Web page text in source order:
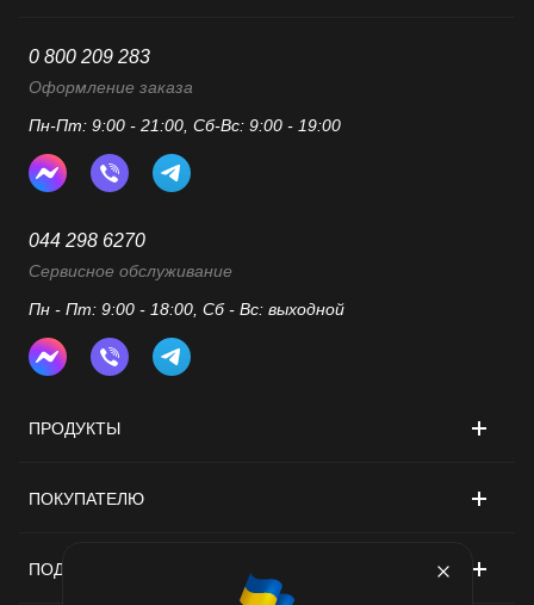
прибирання ще ефективнішим.
CECOTEC HidroBoost 1400
який не поступається
ПРОДУКТЫ
ПОКУПАТЕЛЮ
ПОДДЕРЖКА
0 800 209 283
Оформление заказа
Пн-Пт: 9:00 - 21:00, Сб-Вс: 9:00 - 19:00
044 298 6270
Сервисное обслуживание
Пн - Пт: 9:00 - 18:00, Сб - Вс: выходной